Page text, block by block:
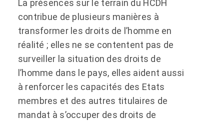
La présences sur le terrain du HCDH
contribue de plusieurs manières à
transformer les droits de l’homme en
réalité ; elles ne se contentent pas de
surveiller la situation des droits de
l’homme dans le pays, elles aident aussi
à renforcer les capacités des Etats
membres et des autres titulaires de
mandat à s’occuper des droits de